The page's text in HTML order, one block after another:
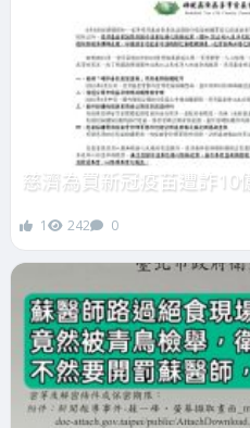
慈濟為買新冠疫苗遭詐10
1 242 0